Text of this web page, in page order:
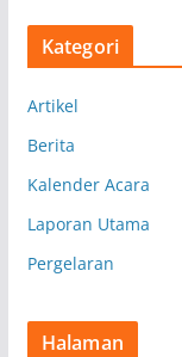
s
Kategori
Artikel
Berita
Kalender Acara
Laporan Utama
Pergelaran
Halaman